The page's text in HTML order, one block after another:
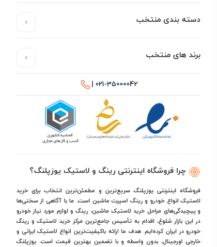
دسته بندی منتخب
برند های منتخب
021-35000042 |
چرا فروشگاه اینترنتی رینگ و لاستیک یوزپلنگ؟
فروشگاه اینترنتی یوزپلنگ سریع‌ترین و مطمئن‌ترین انتخاب برای خرید
لاستیک انواع خودرو و رینگ اسپرت ماشین است. ما با آگاهی از سختی‌ها
و پیچیدگی‌های مراحل خرید لاستیک ماشین، رینگ و لوازم مورد نیاز خودرو
در این بازار شلوغ، اقدام به تأسیس جامع‌ترین مرکز خرید لاستیک و رینگ
خودرو در ایران کرده‌ایم. هدف ما ارائه باکیفیت‌ترین انواع لاستیک ایرانی و
خارجی اورجینال، بدون واسطه و با تضمین بهترین قیمت است. یوزپلنگ